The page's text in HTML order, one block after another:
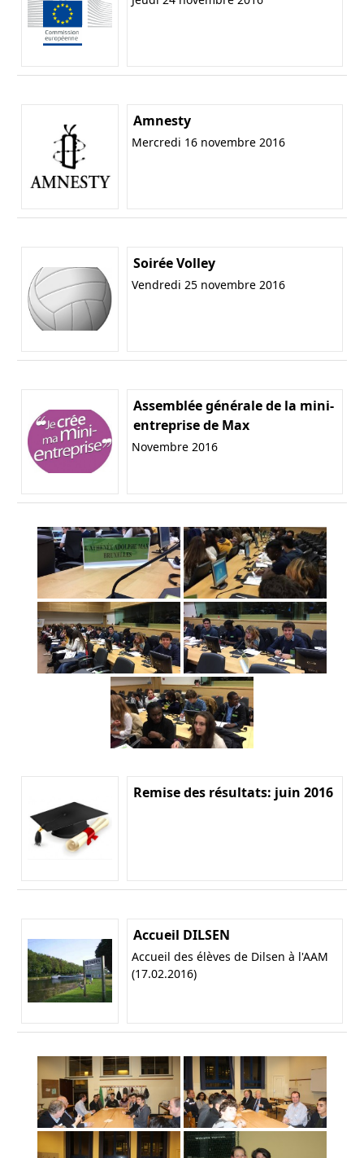
Amnesty
Mercredi 16 novembre 2016
Soirée Volley
Vendredi 25 novembre 2016
Assemblée générale de la mini-
entreprise de Max
Novembre 2016
Remise des résultats: juin 2016
Accueil DILSEN
Accueil des élèves de Dilsen à l'AAM
(17.02.2016)